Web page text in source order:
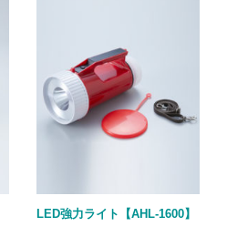
LED強力ライト【AHL-1600】